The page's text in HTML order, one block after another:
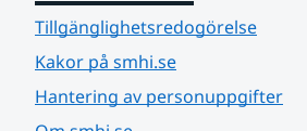
Tillgänglighetsredogörelse
Kakor på smhi.se
Hantering av personuppgifter